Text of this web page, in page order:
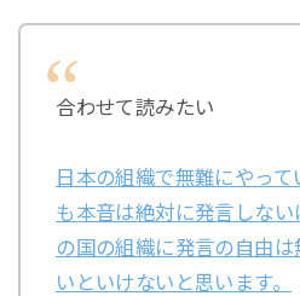
合わせて読みたい
日本の組織で無難にやっ
も本音は絶対に発言しない
の国の組織に発言の自由
いといけないと思います。